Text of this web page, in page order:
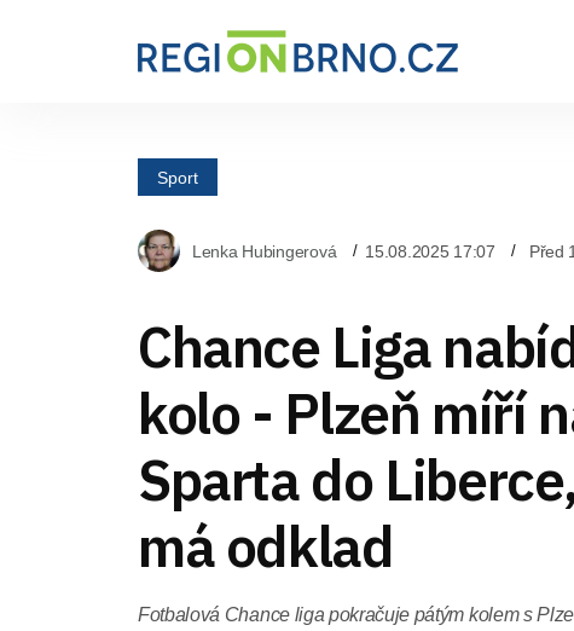
Sport
Lenka Hubingerová 15.08.2025 17:07 Před
Chance Liga
kolo - Plzeň míří
Sparta do
má odklad
Fotbalová Chance liga pokračuje pátým kolem s